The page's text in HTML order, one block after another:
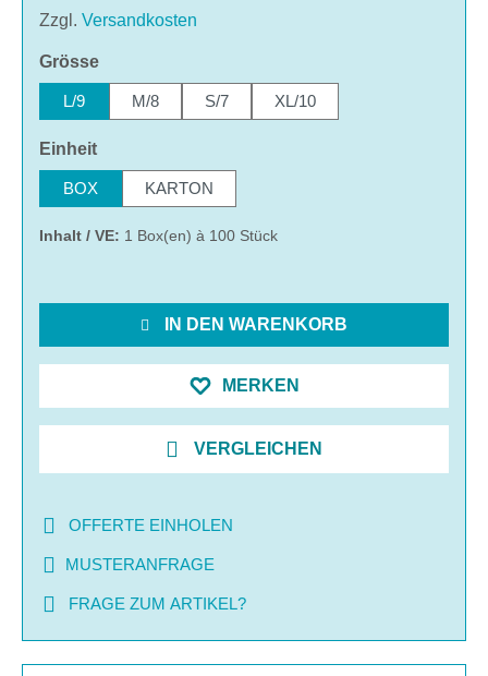
Zzgl. Versandkosten
Grösseauswählen
L/9 M/8 S/7 XL/10
Einheitauswählen
BOX KARTON
Inhalt / VE: 1 Box(en) à 100 Stück
IN DEN WARENKORB
MERKEN
VERGLEICHEN
OFFERTE EINHOLEN
MUSTERANFRAGE
FRAGE ZUM ARTIKEL?